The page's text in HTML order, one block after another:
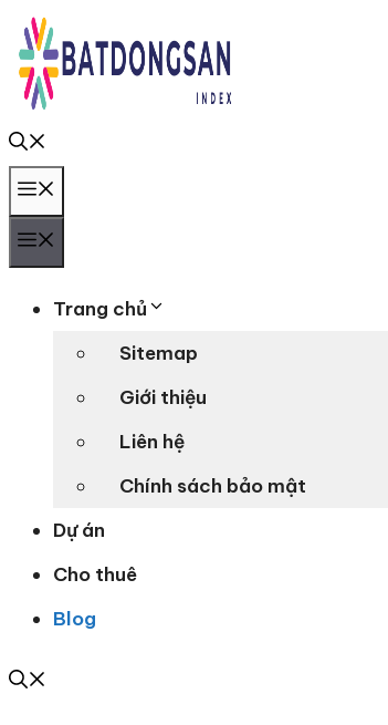
Chuyển
đến
nội
dung
Trang chủ
Sitemap
Giới thiệu
Liên hệ
Chính sách bảo mật
Dự án
Cho thuê
Blog